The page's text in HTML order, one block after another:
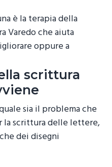
è la terapia della
Varedoche aiuta
oppure a
scrittura
sia il problema che
la scrittura delle lettere,
dei disegni